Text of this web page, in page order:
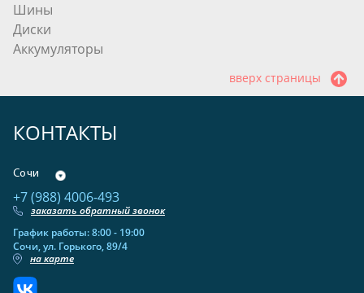
Шины
Диски
Аккумуляторы
вверх страницы
КОНТАКТЫ
Сочи
+7 (988) 4006-493
заказать обратный звонок
График работы: 8:00 - 19:00
Сочи, ул. Горького, 89/4
на карте